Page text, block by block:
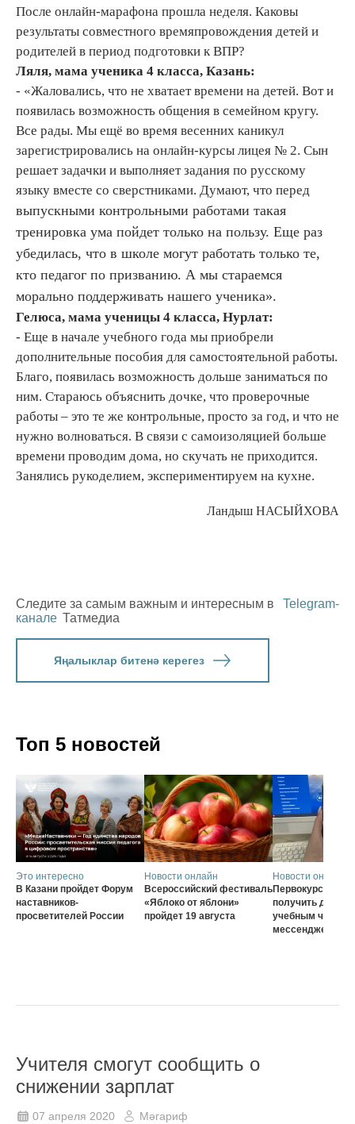
После онлайн-марафона прошла неделя. Каковы
результаты совместного времяпровождения детей и
родителей в период подготовки к ВПР?
Ляля, мама ученика 4 класса, Казань:
- «Жаловались, что не хватает времени на детей. Вот и
появилась возможность общения в семейном кругу.
Все рады. Мы ещё во время весенних каникул
зарегистрировались на онлайн-курсы лицея № 2. Сын
решает задачки и выполняет задания по русскому
языку вместе со сверстниками. Думают, что перед
выпускными контрольными работами такая
тренировка ума пойдет только на пользу. Еще раз
убедилась, что в школе могут работать только те,
кто педагог по призванию. А мы стараемся
морально поддерживать нашего ученика».
Гелюса, мама ученицы 4 класса, Нурлат:
- Еще в начале учебного года мы приобрели
дополнительные пособия для самостоятельной работы.
Благо, появилась возможность дольше заниматься по
ним. Стараюсь объяснить дочке, что проверочные
работы – это те же контрольные, просто за год, и что не
нужно волноваться. В связи с самоизоляцией больше
времени проводим дома, но скучать не приходится.
Занялись рукоделием, экспериментируем на кухне.
Ландыш НАСЫЙХОВА
Следите за самым важным и интересным в
Telegram-
канале Татмедиа
Яңалыклар битенә керегез
Топ 5 новостей
Это интересно
В Казани пройдет Форум
наставников-
просветителей России
Новости онлайн
Всероссийский фестиваль
«Яблоко от яблони»
пройдет 19 августа
Новости онлайн
Первокурсники
получить доступ
учебным чатам
мессенджер MAX
Учителя смогут сообщить о
снижении зарплат
07 апреля 2020 Мәгариф